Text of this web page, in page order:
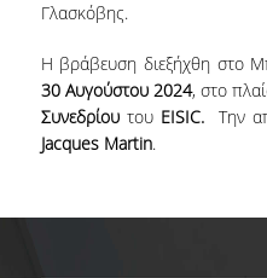
Γλασκόβης.
Η βράβευση διεξήχθη στο
30 Αυγούστου 2024, στο
Συνεδρίου του EISIC.Την
Jacques Martin.